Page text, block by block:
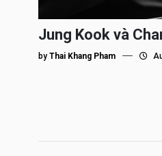
Jung Kook và
by Thai Khang Pham